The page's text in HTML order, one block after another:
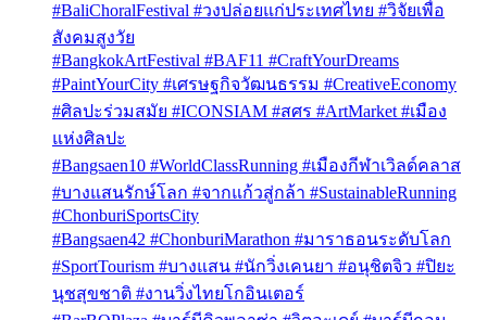
#BaliChoralFestival #วงปล่อยแก่ประเทศไทย #วิจัยเพื่อ
สังคมสูงวัย
#BangkokArtFestival #BAF11 #CraftYourDreams
#PaintYourCity #เศรษฐกิจวัฒนธรรม #CreativeEconomy
#ศิลปะร่วมสมัย #ICONSIAM #สศร #ArtMarket #เมือง
แห่งศิลปะ
#Bangsaen10 #WorldClassRunning #เมืองกีฬาเวิลด์คลาส
#บางแสนรักษ์โลก #จากแก้วสู่กล้า #SustainableRunning
#ChonburiSportsCity
#Bangsaen42 #ChonburiMarathon #มาราธอนระดับโลก
#SportTourism #บางแสน #นักวิ่งเคนยา #อนุชิตจิว #ปิยะ
นุชสุขชาติ #งานวิ่งไทยโกอินเตอร์